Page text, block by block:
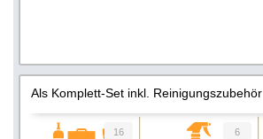
Als Komplett-Set inkl. Reinigungszubehör
16 6